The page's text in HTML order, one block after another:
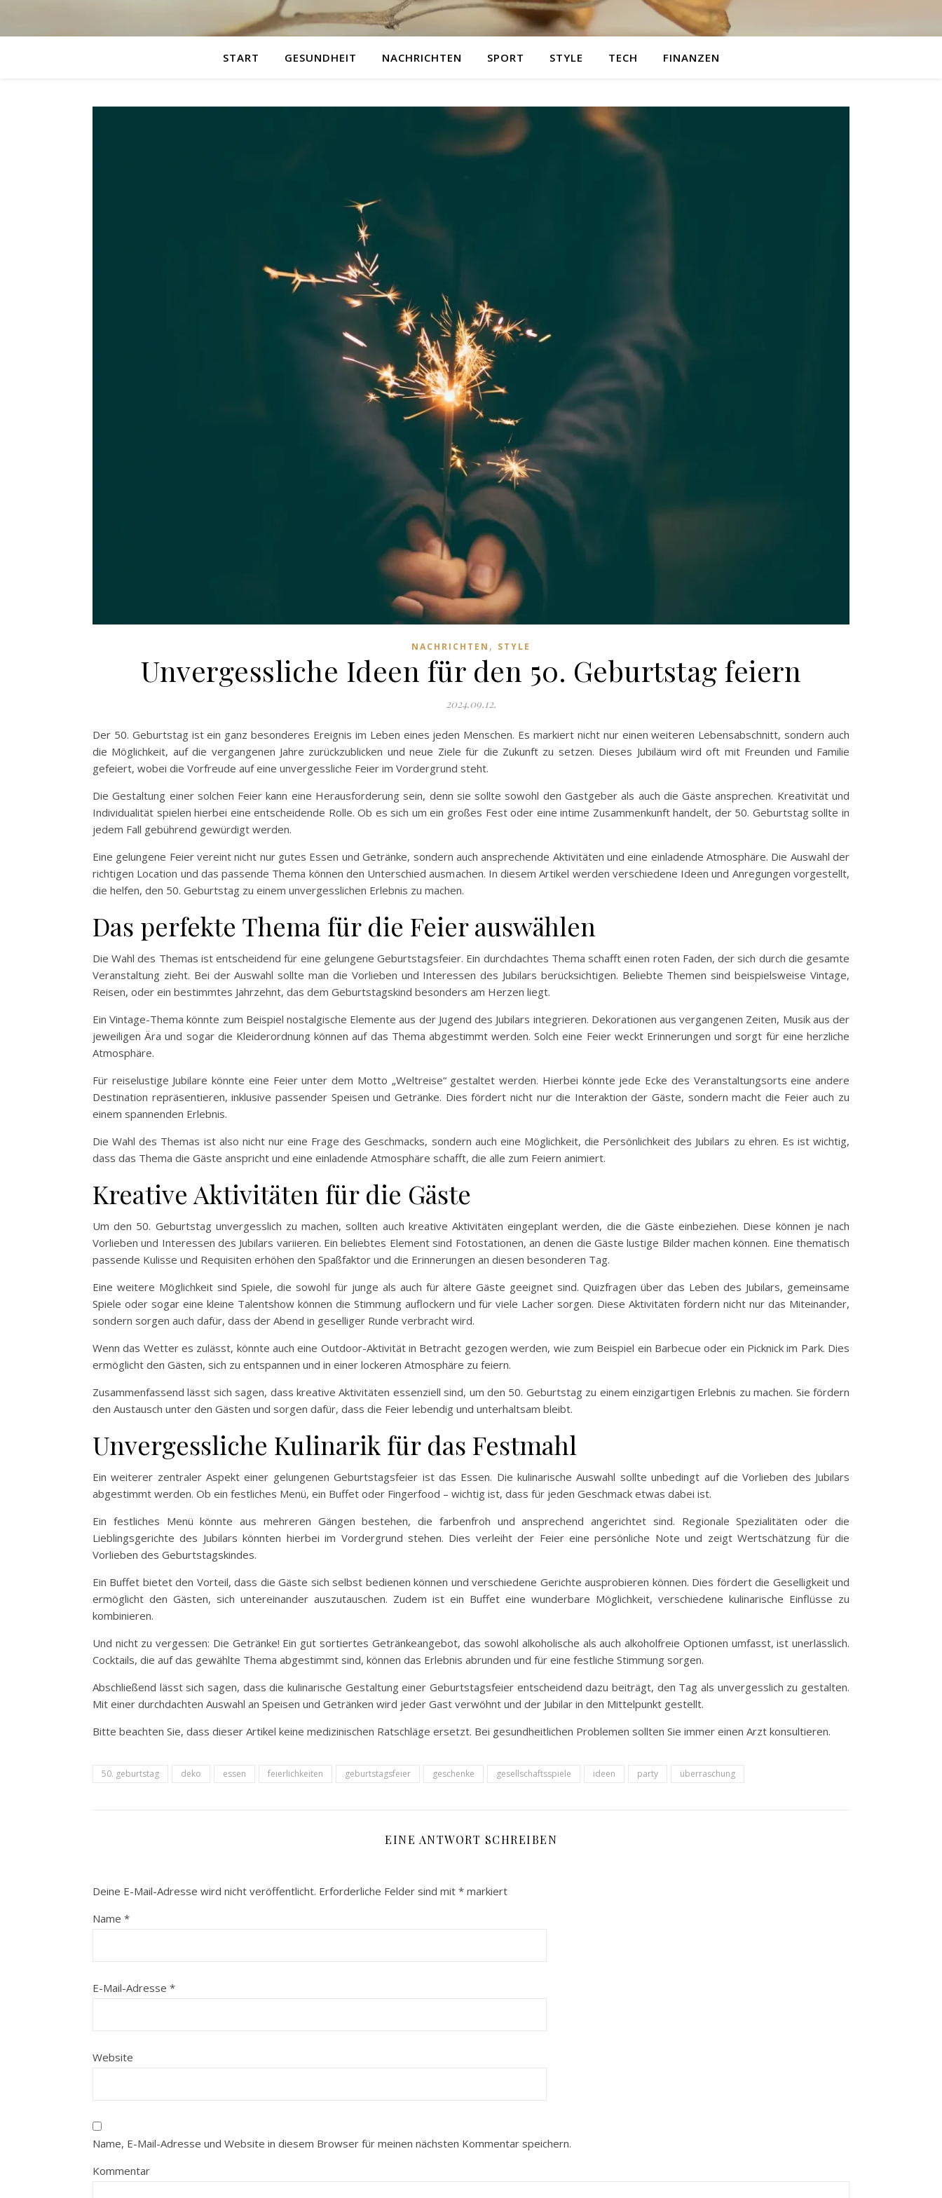
START GESUNDHEIT NACHRICHTEN SPORT STYLE TECH FINANZEN
NACHRICHTEN , STYLE
Unvergessliche Ideen für den 50. Geburtstag feiern
2024.09.12.
Der 50. Geburtstag ist ein ganz besonderes Ereignis im Leben eines jeden Menschen. Es markiert nicht nur einen weiteren Lebensabschnitt, sondern auch
die Möglichkeit, auf die vergangenen Jahre zurückzublicken und neue Ziele für die Zukunft zu setzen. Dieses Jubiläum wird oft mit Freunden und Familie
gefeiert, wobei die Vorfreude auf eine unvergessliche Feier im Vordergrund steht.
Die Gestaltung einer solchen Feier kann eine Herausforderung sein, denn sie sollte sowohl den Gastgeber als auch die Gäste ansprechen. Kreativität und
Individualität spielen hierbei eine entscheidende Rolle. Ob es sich um ein großes Fest oder eine intime Zusammenkunft handelt, der 50. Geburtstag sollte in
jedem Fall gebührend gewürdigt werden.
Eine gelungene Feier vereint nicht nur gutes Essen und Getränke, sondern auch ansprechende Aktivitäten und eine einladende Atmosphäre. Die Auswahl der
richtigen Location und das passende Thema können den Unterschied ausmachen. In diesem Artikel werden verschiedene Ideen und Anregungen vorgestellt,
die helfen, den 50. Geburtstag zu einem unvergesslichen Erlebnis zu machen.
Das perfekte Thema für die Feier auswählen
Die Wahl des Themas ist entscheidend für eine gelungene Geburtstagsfeier. Ein durchdachtes Thema schafft einen roten Faden, der sich durch die gesamte
Veranstaltung zieht. Bei der Auswahl sollte man die Vorlieben und Interessen des Jubilars berücksichtigen. Beliebte Themen sind beispielsweise Vintage,
Reisen, oder ein bestimmtes Jahrzehnt, das dem Geburtstagskind besonders am Herzen liegt.
Ein Vintage-Thema könnte zum Beispiel nostalgische Elemente aus der Jugend des Jubilars integrieren. Dekorationen aus vergangenen Zeiten, Musik aus der
jeweiligen Ära und sogar die Kleiderordnung können auf das Thema abgestimmt werden. Solch eine Feier weckt Erinnerungen und sorgt für eine herzliche
Atmosphäre.
Für reiselustige Jubilare könnte eine Feier unter dem Motto „Weltreise“ gestaltet werden. Hierbei könnte jede Ecke des Veranstaltungsorts eine andere
Destination repräsentieren, inklusive passender Speisen und Getränke. Dies fördert nicht nur die Interaktion der Gäste, sondern macht die Feier auch zu
einem spannenden Erlebnis.
Die Wahl des Themas ist also nicht nur eine Frage des Geschmacks, sondern auch eine Möglichkeit, die Persönlichkeit des Jubilars zu ehren. Es ist wichtig,
dass das Thema die Gäste anspricht und eine einladende Atmosphäre schafft, die alle zum Feiern animiert.
Kreative Aktivitäten für die Gäste
Um den 50. Geburtstag unvergesslich zu machen, sollten auch kreative Aktivitäten eingeplant werden, die die Gäste einbeziehen. Diese können je nach
Vorlieben und Interessen des Jubilars variieren. Ein beliebtes Element sind Fotostationen, an denen die Gäste lustige Bilder machen können. Eine thematisch
passende Kulisse und Requisiten erhöhen den Spaßfaktor und die Erinnerungen an diesen besonderen Tag.
Eine weitere Möglichkeit sind Spiele, die sowohl für junge als auch für ältere Gäste geeignet sind. Quizfragen über das Leben des Jubilars, gemeinsame
Spiele oder sogar eine kleine Talentshow können die Stimmung auflockern und für viele Lacher sorgen. Diese Aktivitäten fördern nicht nur das Miteinander,
sondern sorgen auch dafür, dass der Abend in geselliger Runde verbracht wird.
Wenn das Wetter es zulässt, könnte auch eine Outdoor-Aktivität in Betracht gezogen werden, wie zum Beispiel ein Barbecue oder ein Picknick im Park. Dies
ermöglicht den Gästen, sich zu entspannen und in einer lockeren Atmosphäre zu feiern.
Zusammenfassend lässt sich sagen, dass kreative Aktivitäten essenziell sind, um den 50. Geburtstag zu einem einzigartigen Erlebnis zu machen. Sie fördern
den Austausch unter den Gästen und sorgen dafür, dass die Feier lebendig und unterhaltsam bleibt.
Unvergessliche Kulinarik für das Festmahl
Ein weiterer zentraler Aspekt einer gelungenen Geburtstagsfeier ist das Essen. Die kulinarische Auswahl sollte unbedingt auf die Vorlieben des Jubilars
abgestimmt werden. Ob ein festliches Menü, ein Buffet oder Fingerfood – wichtig ist, dass für jeden Geschmack etwas dabei ist.
Ein festliches Menü könnte aus mehreren Gängen bestehen, die farbenfroh und ansprechend angerichtet sind. Regionale Spezialitäten oder die
Lieblingsgerichte des Jubilars könnten hierbei im Vordergrund stehen. Dies verleiht der Feier eine persönliche Note und zeigt Wertschätzung für die
Vorlieben des Geburtstagskindes.
Ein Buffet bietet den Vorteil, dass die Gäste sich selbst bedienen können und verschiedene Gerichte ausprobieren können. Dies fördert die Geselligkeit und
ermöglicht den Gästen, sich untereinander auszutauschen. Zudem ist ein Buffet eine wunderbare Möglichkeit, verschiedene kulinarische Einflüsse zu
kombinieren.
Und nicht zu vergessen: Die Getränke! Ein gut sortiertes Getränkeangebot, das sowohl alkoholische als auch alkoholfreie Optionen umfasst, ist unerlässlich.
Cocktails, die auf das gewählte Thema abgestimmt sind, können das Erlebnis abrunden und für eine festliche Stimmung sorgen.
Abschließend lässt sich sagen, dass die kulinarische Gestaltung einer Geburtstagsfeier entscheidend dazu beiträgt, den Tag als unvergesslich zu gestalten.
Mit einer durchdachten Auswahl an Speisen und Getränken wird jeder Gast verwöhnt und der Jubilar in den Mittelpunkt gestellt.
Bitte beachten Sie, dass dieser Artikel keine medizinischen Ratschläge ersetzt. Bei gesundheitlichen Problemen sollten Sie immer einen Arzt konsultieren.
50. geburtstag deko essen feierlichkeiten geburtstagsfeier geschenke gesellschaftsspiele ideen party überraschung
EINE ANTWORT SCHREIBEN
Deine E-Mail-Adresse wird nicht veröffentlicht. Erforderliche Felder sind mit * markiert
Name *
E-Mail-Adresse *
Website
Name, E-Mail-Adresse und Website in diesem Browser für meinen nächsten Kommentar speichern.
Kommentar